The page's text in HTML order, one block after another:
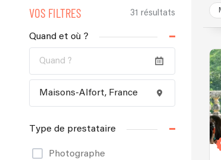
VOS FILTRES 31 résultats
Quand et où ?
Type de prestataire
Photographe